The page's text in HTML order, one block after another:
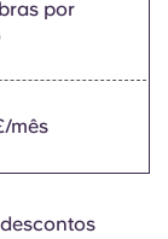
por
mês